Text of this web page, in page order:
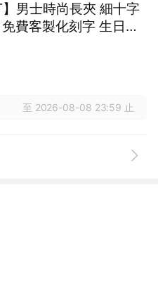
男士時尚長夾 細十字
費客製化刻字 生日禮
座 禮物獨家 新品上市
至 2026-08-08 23:59 止